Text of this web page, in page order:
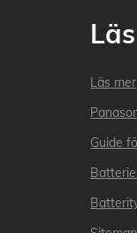
Läs mer
Guide